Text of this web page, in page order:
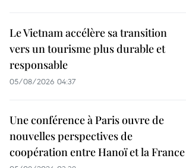
Le Vietnam accélère sa transition
vers un tourisme plus durable et
responsable
05/08/2026 04:37
Une conférence à Paris ouvre de
nouvelles perspectives de
coopération entre Hanoï et la France